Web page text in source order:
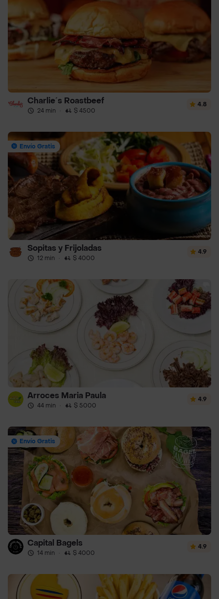
Charlie´s Roastbeef
24 min · $ 4500
4.8
Envío Gratis
Sopitas y Frijoladas
12 min · $ 4000
4.9
Arroces Maria Paula
44 min · $ 5000
4.9
Envío Gratis
Capital Bagels
14 min · $ 4000
4.9